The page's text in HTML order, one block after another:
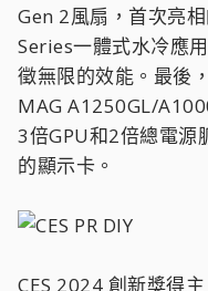
Gen 2風扇，首次亮
Series一體式水冷應
徵無限的效能。最後
MAG A1250GL/
3倍GPU和2倍總電源
的顯示卡。
CES 2024 創新獎得